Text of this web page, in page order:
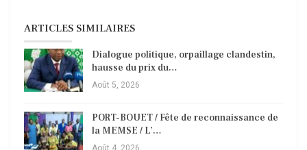
ARTICLES SIMILAIRES
Dialogue politique, orpaillage clandestin,
hausse du prix du…
Août 5, 2026
PORT-BOUET / Fête de reconnaissance de
la MEMSE / L’…
Août 4, 2026